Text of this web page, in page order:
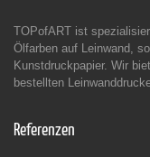
TOPofART ist
Ölfarben auf Leinwand,
Kunstdruckpapier. Wir
bestellten
Referenzen